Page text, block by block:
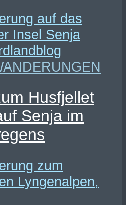
Husfjellet
Senja im